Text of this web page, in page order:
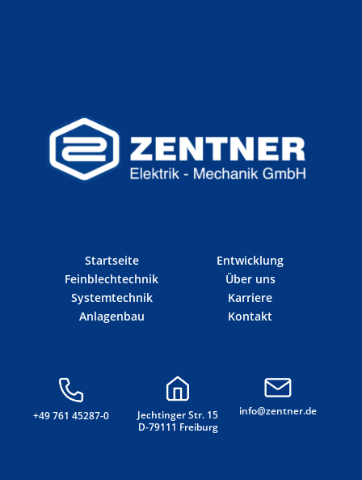
Startseite
Feinblechtechnik
Systemtechnik
Anlagenbau
Entwicklung
Über uns
Karriere
Kontakt
+49 761 45287-0
Jechtinger Str. 15
D-79111 Freiburg
info@zentner.de